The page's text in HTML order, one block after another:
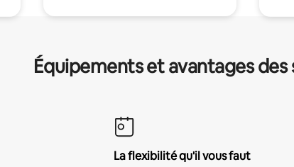
Équipements et avantages
La flexibilité qu'il vous faut